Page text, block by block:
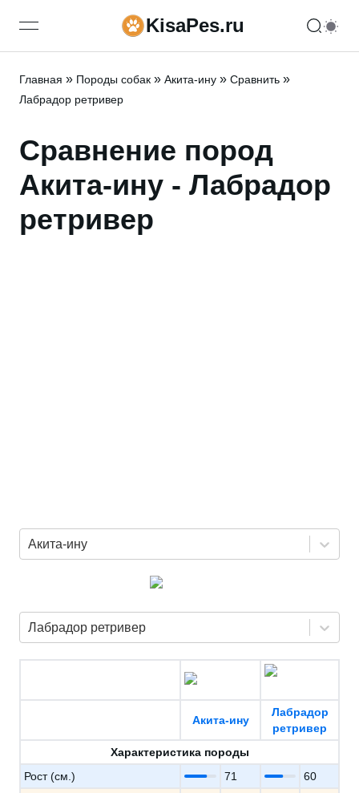
open navigation menuKisaPes.ru
Главная » Породы собак » Акита-ину » Сравнить »
Лабрадор ретривер
Сравнение пород
Акита-ину - Лабрадор
ретривер
Акита-ину
Лабрадор ретривер
Акита-ину
Лабрадор
ретривер
Характеристика породы
Рост (см.)
71
60